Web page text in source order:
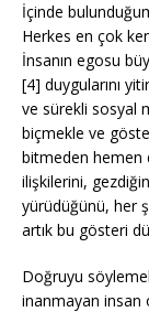
İçinde
Herkes en çok
İnsanın egosu
[4] duygularını
ve sürekli sosyal
biçmekle ve
bitmeden hemen
ilişkilerini,
yürüdüğünü, her
artık bu gösteri
Doğruyu
inanmayan insan